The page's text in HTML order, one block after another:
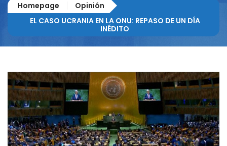
Homepage
Opinión
EL CASO UCRANIA EN LA ONU: REPASO DE UN DÍA
INÉDITO